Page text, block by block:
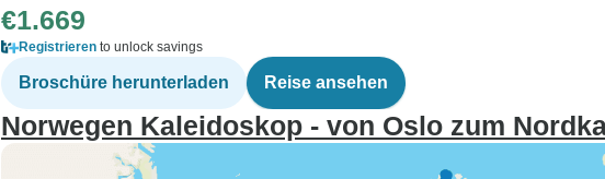
€1.669
Registrieren to unlock savings
Broschüre herunterladen Reise ansehen
Norwegen Kaleidoskop - von Oslo zum